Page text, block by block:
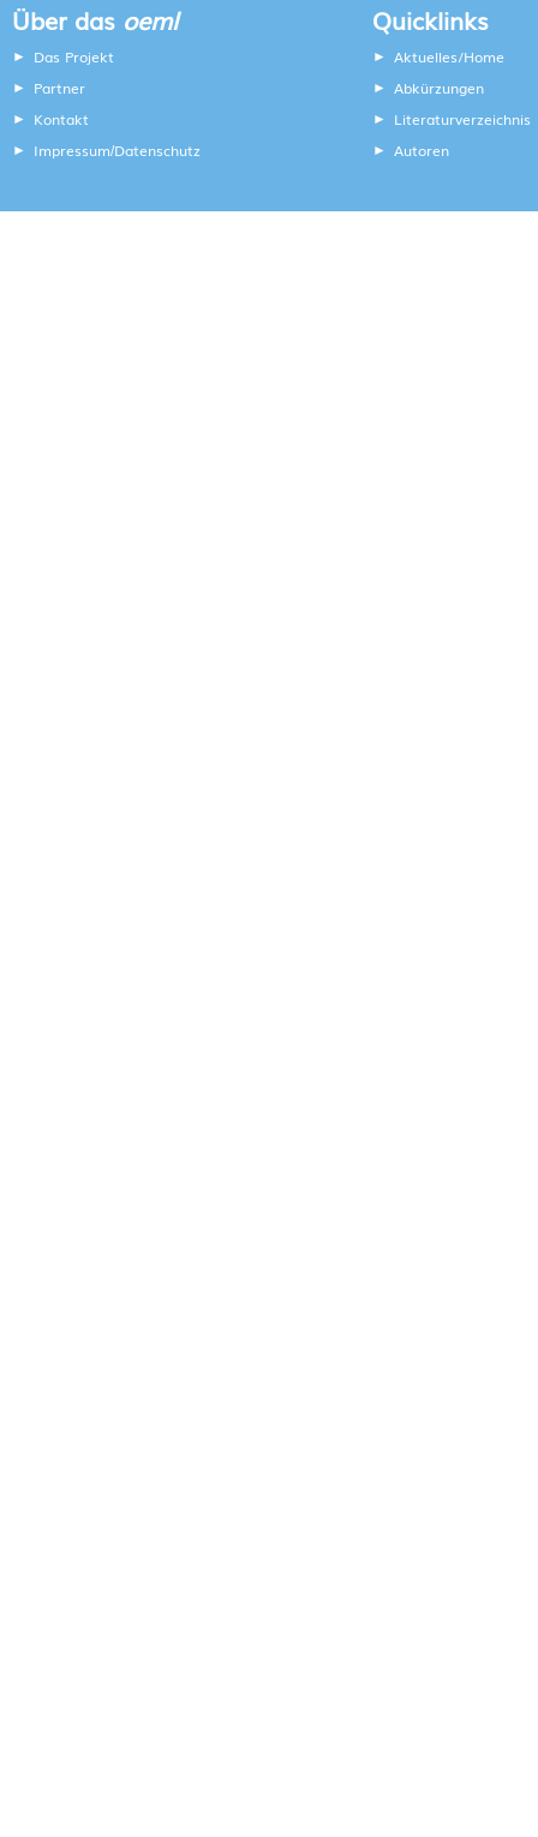
Über das oeml
Das Projekt
Partner
Kontakt
Impressum/Datenschutz
Quicklinks
Aktuelles/Home
Abkürzungen
Literaturverzeichnis
Autoren